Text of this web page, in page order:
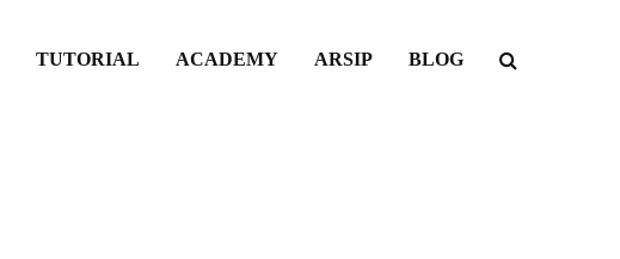
TUTORIAL ACADEMY ARSIP BLOG